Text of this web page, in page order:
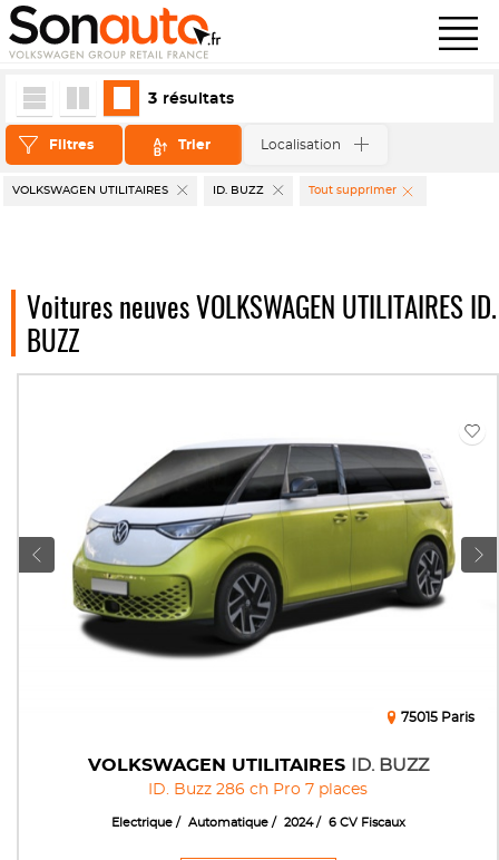
VOLKSWAGEN UTILITAIRES ID. BUZZ Tout supprimer
Filtres Trier Localisation
3 résultats
Voitures neuves VOLKSWAGEN UTILITAIRES ID.
BUZZ
VOLKSWAGEN UTILITAIRES ID. BUZZ
ID. Buzz 286 ch Pro 7 places
75015 Paris
Electrique Automatique 2024 6 CV Fiscaux